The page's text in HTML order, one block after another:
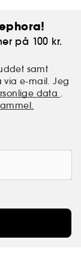
på 100 kr.
samt
via e-mail. Jeg
data .